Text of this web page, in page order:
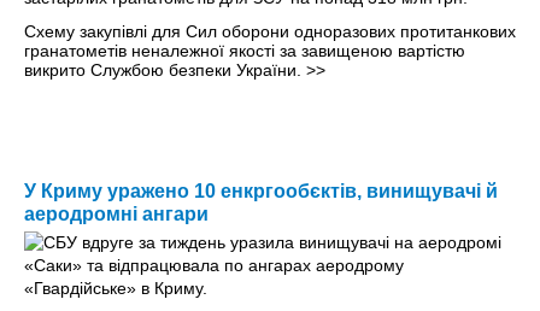
Схему закупівлі для Сил оборони одноразових протитанкових
гранатометів неналежної якості за завищеною вартістю
викрито Службою безпеки України. >>
У Криму уражено 10 енкргообєктів, винищувачі й
аеродромні ангари